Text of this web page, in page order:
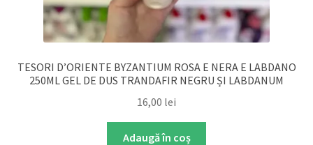
TESORI D’ORIENTE BYZANTIUM ROSA E NERA E LABDANO
250ML GEL DE DUS TRANDAFIR NEGRU ȘI LABDANUM
16,00 lei
Adaugă în coș